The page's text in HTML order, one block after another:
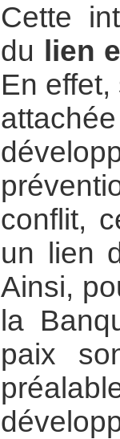
Cette
du
lien
En
conflit,
un lien
Ainsi,
la
paix